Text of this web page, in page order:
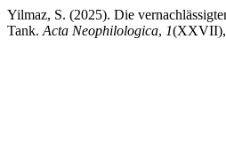
Yilmaz, S. (2025). Die
Tank. Acta Neophilologica, 1(XXVII),